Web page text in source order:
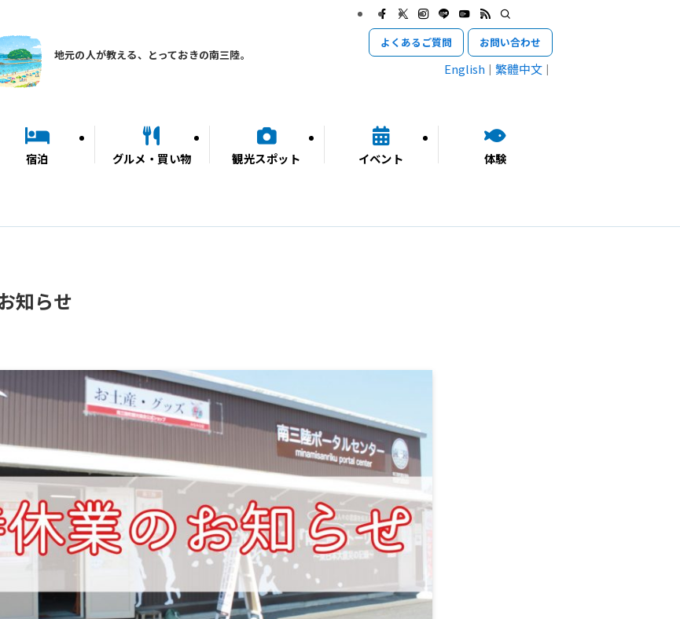
地元の人が教える、とっておきの南三陸。
宿泊 グルメ・買い物 観光スポット イベント 体験
よくあるご質問 お問い合わせ
English 繁體中文
知らせ